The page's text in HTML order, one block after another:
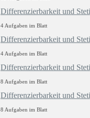
Differenzierbarkeit und
4 Aufgaben im Blatt
Differenzierbarkeit und
4 Aufgaben im Blatt
Differenzierbarkeit und
8 Aufgaben im Blatt
Differenzierbarkeit und
8 Aufgaben im Blatt